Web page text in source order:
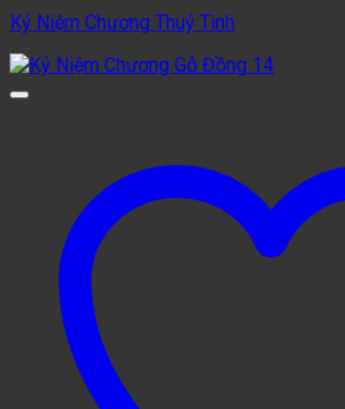
Kỷ Niệm Chương Thuỷ Tinh